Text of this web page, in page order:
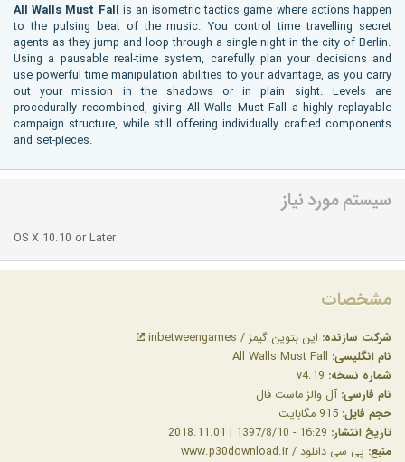
All Walls Must Fall is an isometric tactics game where actions happen
to the pulsing beat of the music. You control time travelling secret
agents as they jump and loop through a single night in the city of Berlin.
Using a pausable real-time system, carefully plan your decisions and
use powerful time manipulation abilities to your advantage, as you carry
out your mission in the shadows or in plain sight. Levels are
procedurally recombined, giving All Walls Must Fall a highly replayable
campaign structure, while still offering individually crafted components
and set-pieces.
سیستم مورد نیاز
OS X 10.10 or Later
مشخصات
شرکت سازنده: این بتوین گیمز / inbetweengames
نام انگلیسی:
شماره نسخه:
نام فارسی: آل والز ماست فال
حجم فایل:
تاریخ انتشار:
منبع: پی سی دانلود / www.p30download.ir